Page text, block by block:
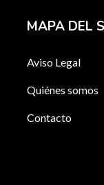
MAPA DEL
Aviso Legal
Quiénes somos
Contacto